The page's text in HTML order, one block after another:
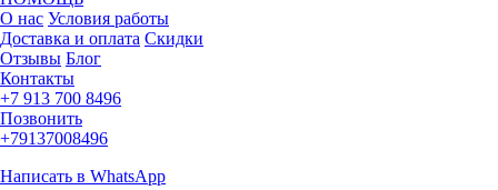
О нас Условия работы
Доставка и оплата Скидки
Отзывы Блог
Контакты
+7 913 700 8496
Позвонить
+79137008496
Написать в WhatsApp